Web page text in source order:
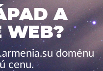
A
WEB?
doménu
cenu.